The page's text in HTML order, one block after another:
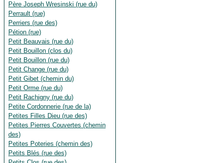
Père Joseph Wresinski (rue du)
Perrault (rue)
Perriers (rue des)
Pétion (rue)
Petit Beauvais (rue du)
Petit Bouillon (clos du)
Petit Bouillon (rue du)
Petit Change (rue du)
Petit Gibet (chemin du)
Petit Orme (rue du)
Petit Rachigny (rue du)
Petite Cordonnerie (rue de la)
Petites Filles Dieu (rue des)
Petites Pierres Couvertes (chemin
des)
Petites Poteries (chemin des)
Petits Blés (rue des)